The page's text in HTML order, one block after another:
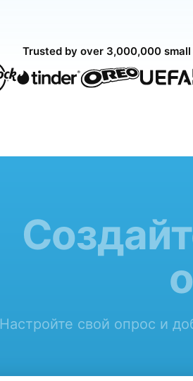
Trusted by over 3,000,000
Настройте свой опрос и